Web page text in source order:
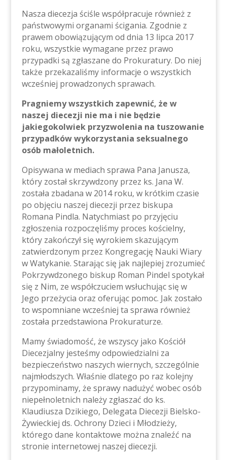
Nasza diecezja ściśle współpracuje również z
państwowymi organami ścigania. Zgodnie z
prawem obowiązującym od dnia 13 lipca 2017
roku, wszystkie wymagane przez prawo
przypadki są zgłaszane do Prokuratury. Do niej
także przekazaliśmy informacje o wszystkich
wcześniej prowadzonych sprawach.
Pragniemy wszystkich zapewnić, że w
naszej diecezji nie ma i nie będzie
jakiegokolwiek przyzwolenia na tuszowanie
przypadków wykorzystania seksualnego
osób małoletnich.
Opisywana w mediach sprawa Pana Janusza,
który został skrzywdzony przez ks. Jana W.
została zbadana w 2014 roku, w krótkim czasie
po objęciu naszej diecezji przez biskupa
Romana Pindla. Natychmiast po przyjęciu
zgłoszenia rozpoczęliśmy proces kościelny,
który zakończył się wyrokiem skazującym
zatwierdzonym przez Kongregację Nauki Wiary
w Watykanie. Starając się jak najlepiej zrozumieć
Pokrzywdzonego biskup Roman Pindel spotykał
się z Nim, ze współczuciem wsłuchując się w
Jego przeżycia oraz oferując pomoc. Jak zostało
to wspomniane wcześniej ta sprawa również
została przedstawiona Prokuraturze.
Mamy świadomość, że wszyscy jako Kościół
Diecezjalny jesteśmy odpowiedzialni za
bezpieczeństwo naszych wiernych, szczególnie
najmłodszych. Właśnie dlatego po raz kolejny
przypominamy, że sprawy nadużyć wobec osób
niepełnoletnich należy zgłaszać do ks.
Klaudiusza Dzikiego, Delegata Diecezji Bielsko-
Żywieckiej ds. Ochrony Dzieci i Młodzieży,
którego dane kontaktowe można znaleźć na
stronie internetowej naszej diecezji.